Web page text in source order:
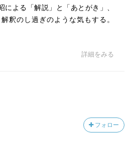
による「解説」と「あとがき」、
釈のし過ぎのような気もする。
詳細をみる
フォロー